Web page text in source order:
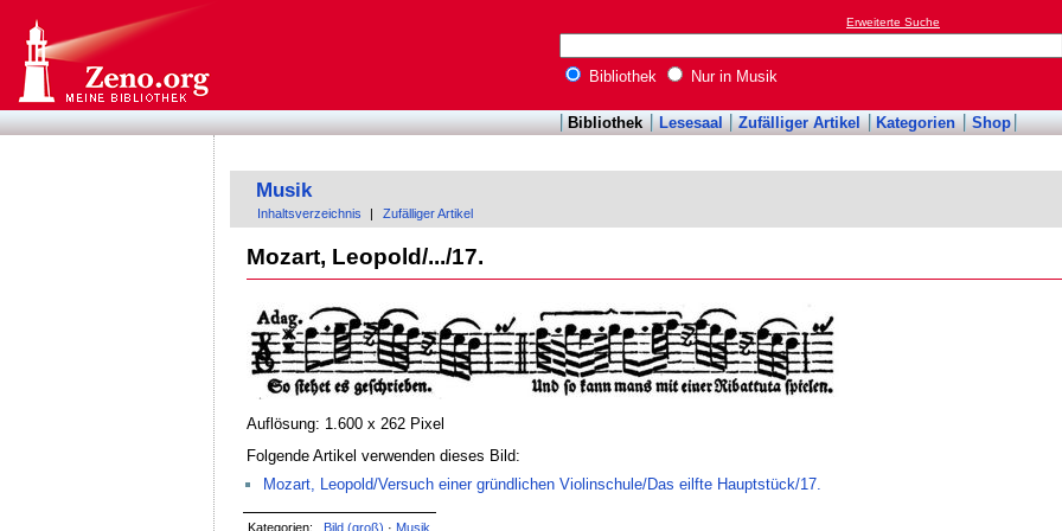
Erweiterte Suche
Bibliothek Nur in Musik
Bibliothek Lesesaal Zufälliger Artikel Kategorien Shop
Musik
Inhaltsverzeichnis Zufälliger Artikel
Mozart, Leopold/.../17.
Auflösung: 1.600 x 262 Pixel
Folgende Artikel verwenden dieses Bild:
Mozart, Leopold/Versuch einer gründlichen Violinschule/Das eilfte Hauptstück/17.
Kategorien: Bild (groß) · Musik